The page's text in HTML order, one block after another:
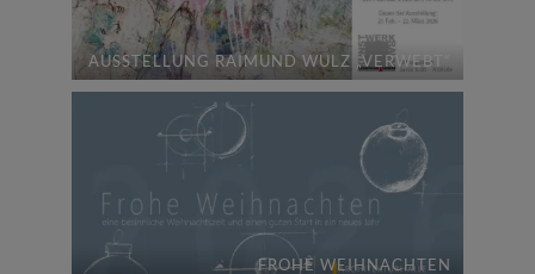
AUSSTELLUNG RAIMUND WULZ „VERWEBT“
FROHE WEIHNACHTEN